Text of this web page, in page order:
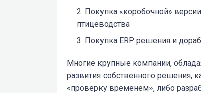
Покупка «коробочной»
птицеводства
Покупка ERP решения и
Многие крупные компании,
развития собственного решения,
«проверку временем», либо